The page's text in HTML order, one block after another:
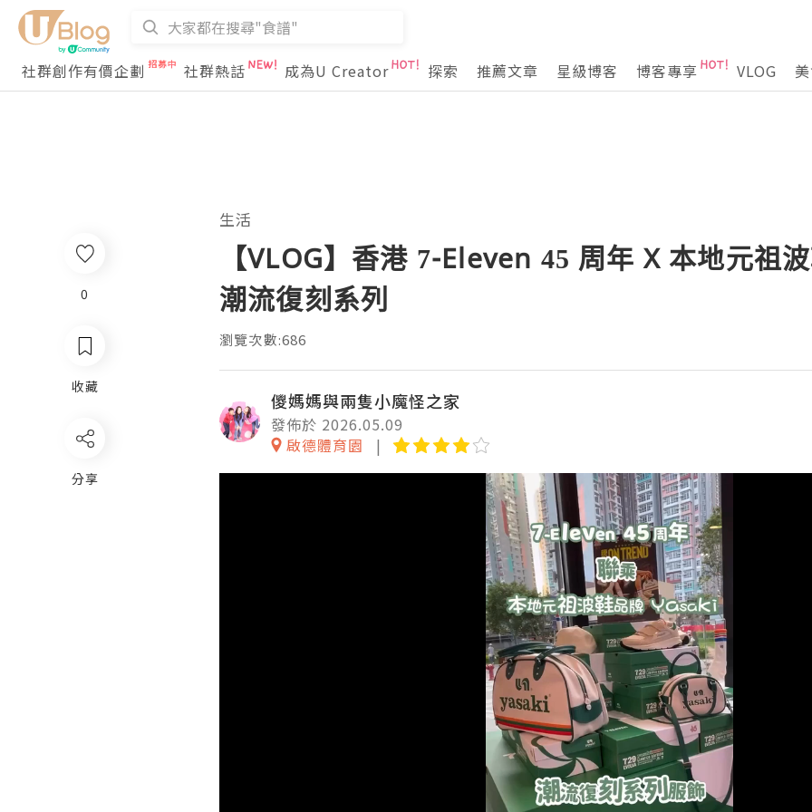
社群創作有價企劃 社群熱話 成為U Creator 探索 推薦文章 星級博客 博客專享 VLOG
生活
【VLOG】香港 7-Eleven 45 周年 X 本地元祖
潮流復刻系列
瀏覽次數:686
儍媽媽與兩隻小魔怪之家
發佈於 2026.05.09
啟德體育園
0
收藏
分享